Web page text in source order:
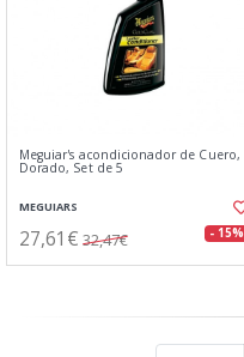
Meguiar's acondicionador de Cuero,
Dorado, Set de 5
MEGUIARS
27,61€ 32,47€ - 15%